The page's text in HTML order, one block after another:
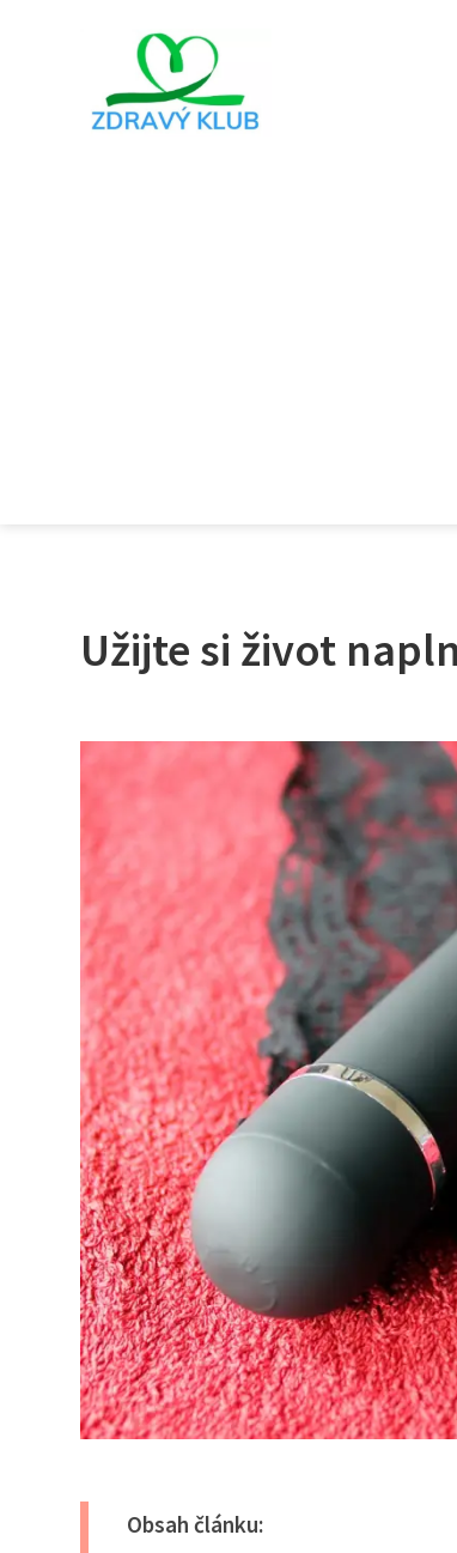
Užijte si život
Obsah článku: